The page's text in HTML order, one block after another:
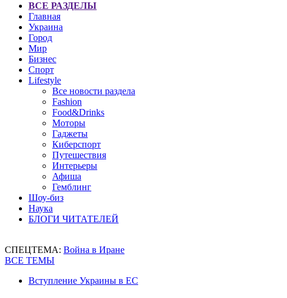
ВСЕ РАЗДЕЛЫ
Главная
Украина
Город
Мир
Бизнес
Спорт
Lifestyle
Все новости раздела
Fashion
Food&Drinks
Моторы
Гаджеты
Киберспорт
Путешествия
Интерьеры
Афиша
Гемблинг
Шоу-биз
Наука
БЛОГИ ЧИТАТЕЛЕЙ
СПЕЦТЕМА: Война в Иране
ВСЕ ТЕМЫ
Вступление Украины в ЕС